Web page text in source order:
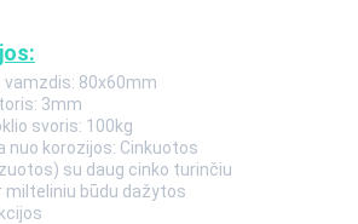
vamzdis: 80x60mm
3mm
svoris: 100kg
nuo korozijos: Cinkuotos
su daug cinko turinčiu
milteliniu būdu dažytos